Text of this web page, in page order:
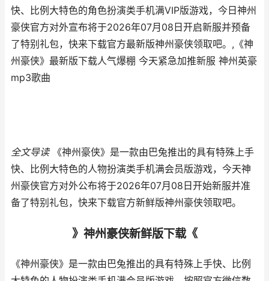
快、比例大特色的角色扮演类手机满VIP版游戏，今日神州
豪侠官方对外宣布将于2026年07月08日开启新服并预备
了特别礼包，快来下载官方最新版神州豪侠领取吧。,《神
州豪侠》最新版下载人气爆棚 今天紧急加推新服 神州英豪
mp3歌曲
全文导读《神州豪侠》是一款由巴兔推出的具有特殊上手
快、比例大特色的人物扮演类手机满会员版游戏，今天神
州豪侠官方对外公布将于2026年07月08日开始新服并准
备了特别礼包，快来下载官方新鲜版神州豪侠领取吧。
》神州豪侠新鲜版下载《
《神州豪侠》是一款由巴兔推出的具有特殊上手快、比例